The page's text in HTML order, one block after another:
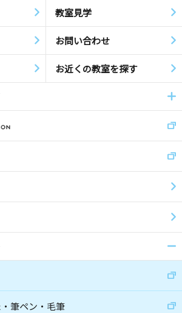
教室見学
お問い合わせ
お近くの教室を探す
筆ペン・毛筆